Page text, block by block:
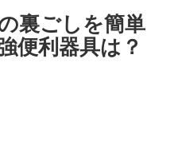
裏ごしを簡単
便利器具は？